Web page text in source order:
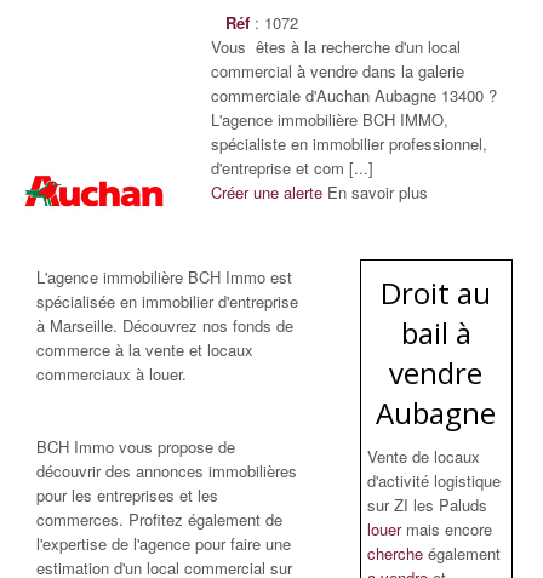
Réf : 1072
Vous êtes à la recherche d'un local
commercial à vendre dans la galerie
commerciale d'Auchan Aubagne 13400 ?
L'agence immobilière BCH IMMO,
spécialiste en immobilier professionnel,
d'entreprise et com [...]
Créer une alerte En savoir plus
L'agence immobilière BCH Immo est
spécialisée en immobilier d'entreprise
à Marseille. Découvrez nos fonds de
commerce à la vente et locaux
commerciaux à louer.
BCH Immo vous propose de
découvrir des annonces immobilières
pour les entreprises et les
commerces. Profitez également de
l'expertise de l'agence pour faire une
estimation d'un local commercial sur
Droit au
bail à
vendre
Aubagne
Vente de locaux
d'activité logistique
sur ZI les Paluds
louer mais encore
cherche également